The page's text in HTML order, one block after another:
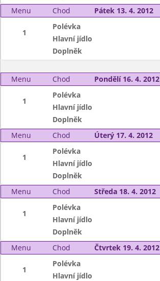
Menu
Chod Pátek 13. 4. 2012
1
Polévka
Hlavní jídlo
Doplněk
Menu Chod Pondělí 16. 4. 2012
1
Polévka
Hlavní jídlo
Doplněk
Menu
Chod Úterý 17. 4. 2012
1
Polévka
Hlavní jídlo
Doplněk
Menu
Chod Středa 18. 4. 2012
1
Polévka
Hlavní jídlo
Doplněk
Menu
Chod Čtvrtek 19. 4. 2012
1
Polévka
Hlavní jídlo